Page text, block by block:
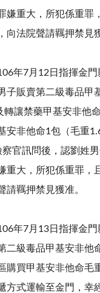
嫌重大，所犯係重罪
向法院聲請羈押禁見
年7月12日指揮金
子販賣第二級毒品甲
讓禁藥甲基安非他
安非他命1包（毛重
官訊問後，認劉姓
重大，所犯係重罪，
請羈押禁見獲准。
年7月13日指揮金門
二級毒品甲基安非他
購買甲基安非他命毛
方式運輸至金門，幸